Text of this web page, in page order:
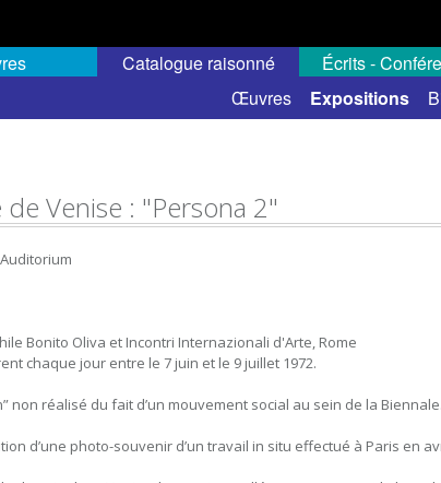
Catalogue raisonné
Œuvres Expositions
Écrits -
de Venise : "Persona 2"
Bonito Oliva et Incontri Internazionali d'Arte, Rome
chaque jour entre le 7 juin et le 9 juillet 1972.
non réalisé du fait d’un mouvement social au sein de la Biennale.
d’une photo-souvenir d’un travail in situ effectué à Paris en